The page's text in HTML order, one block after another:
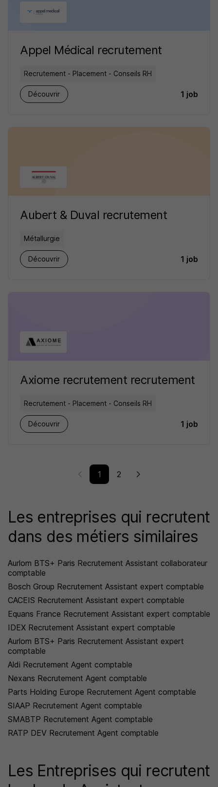
Appel Médical recrutement
Recrutement - Placement - Conseils RH
Découvrir 1 job
Aubert & Duval recrutement
Métallurgie
Découvrir 1 job
Axiome recrutement recrutement
Recrutement - Placement - Conseils RH
Découvrir 1 job
1 2
Les entreprises qui recrutent
dans des métiers similaires
Aurlom BTS+ Paris Recrutement Assistant collaborateur
comptable
Bosch Group Recrutement Assistant expert comptable
CACEIS Recrutement Assistant expert comptable
Equans France Recrutement Assistant expert comptable
IDEX Recrutement Assistant expert comptable
Aurlom BTS+ Paris Recrutement Assistant expert
comptable
Aldi Recrutement Agent comptable
Nexans Recrutement Agent comptable
Parts Holding Europe Recrutement Agent comptable
SIAAP Recrutement Agent comptable
SMABTP Recrutement Agent comptable
RATP DEV Recrutement Agent comptable
Les Entreprises qui recrutent